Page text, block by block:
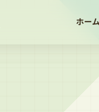
ホーム